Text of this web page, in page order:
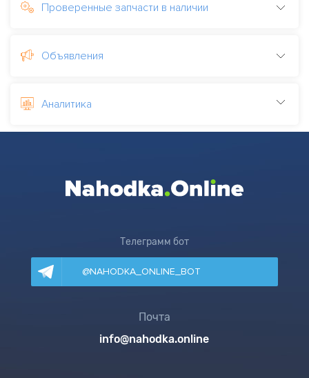
Проверенные запчасти в наличии
Объявления
Аналитика
Телеграмм бот
@NAHODKA_ONLINE_BOT
Почта
info@nahodka.online